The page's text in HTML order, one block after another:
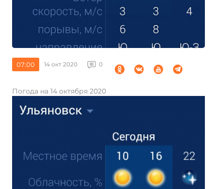
07:00 14 окт 2020 0
Погода на 14 октября 2020